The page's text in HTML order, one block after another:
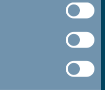
Cookiepolitik
Tilmeld